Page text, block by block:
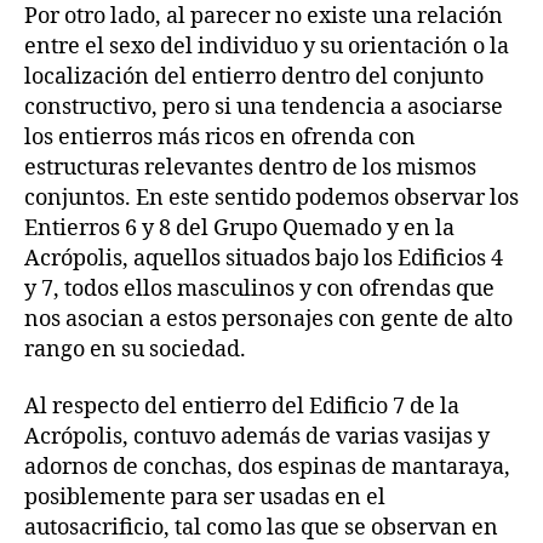
Por otro lado, al parecer no existe una relación
entre el sexo del individuo y su orientación o la
localización del entierro dentro del conjunto
constructivo, pero si una tendencia a asociarse
los entierros más ricos en ofrenda con
estructuras relevantes dentro de los mismos
conjuntos. En este sentido podemos observar los
Entierros 6 y 8 del Grupo Quemado y en la
Acrópolis, aquellos situados bajo los Edificios 4
y 7, todos ellos masculinos y con ofrendas que
nos asocian a estos personajes con gente de alto
rango en su sociedad.
Al respecto del entierro del Edificio 7 de la
Acrópolis, contuvo además de varias vasijas y
adornos de conchas, dos espinas de mantaraya,
posiblemente para ser usadas en el
autosacrificio, tal como las que se observan en